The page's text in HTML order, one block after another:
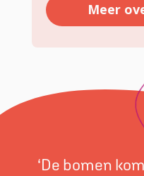
Meer
‘De bomen